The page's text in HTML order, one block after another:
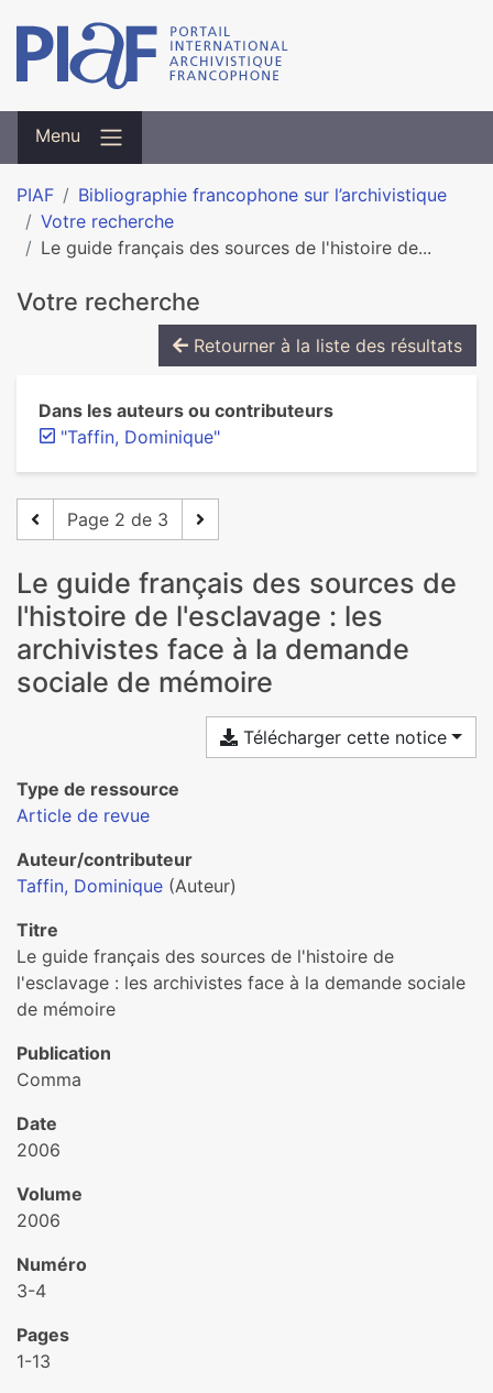
Menu
PIAF
Bibliographie francophone sur l’archivistique
Votre recherche
Le guide français des sources de l'histoire de...
Votre recherche
Retourner à la liste des résultats
Dans les auteurs ou contributeurs
"Taffin, Dominique"
Page 2 de 3
Le guide français des sources de
l'histoire de l'esclavage : les
archivistes face à la demande
sociale de mémoire
Télécharger cette notice
Type de ressource
Article de revue
Auteur/contributeur
Taffin, Dominique (Auteur)
Titre
Le guide français des sources de l'histoire de
l'esclavage : les archivistes face à la demande sociale
de mémoire
Publication
Comma
Date
2006
Volume
2006
Numéro
3-4
Pages
1-13